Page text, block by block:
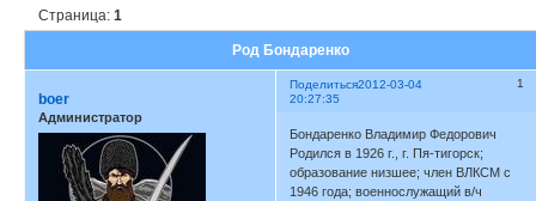
Род Бондаренко
Страница:1
Поделиться 1
2012-03-04
20:27:35
boer
Администратор
Бондаренко Владимир Федорович
Родился в 1926 г., г. Пя-тигорск;
образование низшее; член ВЛКСМ с
1946 года; военнослужащий в/ч